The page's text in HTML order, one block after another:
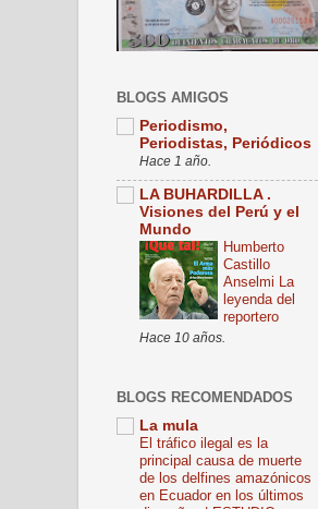
BLOGS AMIGOS
Periodismo,
Periodistas, Periódicos
Hace 1 año.
LA BUHARDILLA .
Visiones del Perú y el
Mundo
Humberto
Castillo
Anselmi La
leyenda del
reportero
Hace 10 años.
BLOGS RECOMENDADOS
La mula
El tráfico ilegal es la
principal causa de muerte
de los delfines amazónicos
en Ecuador en los últimos